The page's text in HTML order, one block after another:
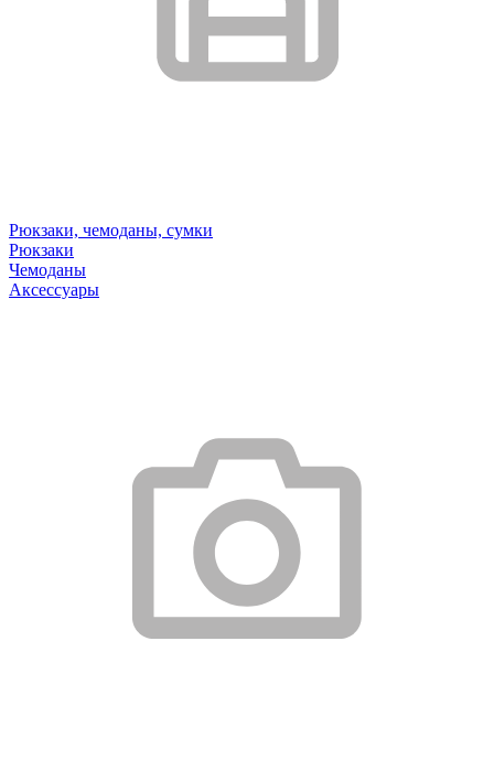
Рюкзаки, чемоданы, сумки
Рюкзаки
Чемоданы
Аксессуары